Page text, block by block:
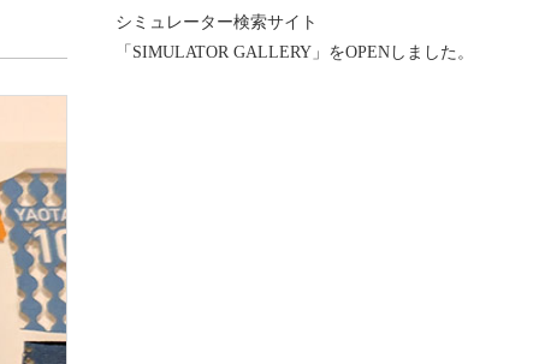
シミュレーター検索サイト
「SIMULATOR GALLERY」をOPENしました。